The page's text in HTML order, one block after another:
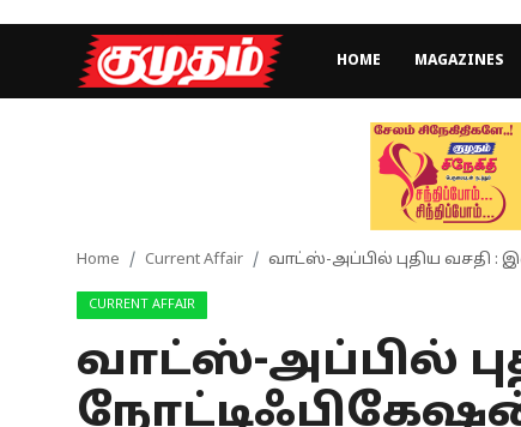
HOME MAGAZINES
GamesHome Current Affair வாட்ஸ்-அப்பில் புதிய வசதி
CURRENT AFFAIR
வாட்ஸ்-அப்பில்